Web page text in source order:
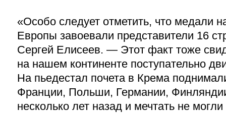
«Особо следует отметить, что медали
Европы завоевали представители 16
Сергей Елисеев. — Этот факт тоже
на нашем континенте поступательно
На пьедестал почета в Крема
Франции, Польши, Германии,
несколько лет назад и мечтать не